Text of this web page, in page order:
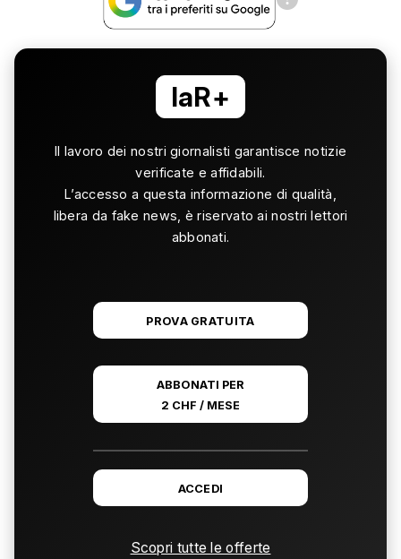
laR+
Il lavoro dei nostri giornalisti garantisce notizie
verificate e affidabili.
L’accesso a questa informazione di qualità,
libera da fake news, è riservato ai nostri lettori
abbonati.
PROVA GRATUITA
ABBONATI PER
2 CHF / MESE
ACCEDI
Scopri tutte le offerte